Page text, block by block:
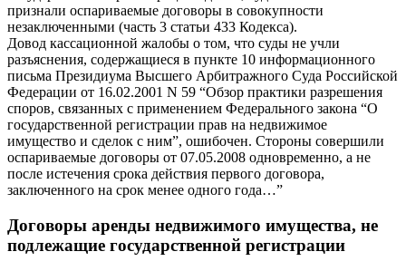
признали оспариваемые договоры в совокупности
незаключенными (часть 3 статьи 433 Кодекса).
Довод кассационной жалобы о том, что суды не учли
разъяснения, содержащиеся в пункте 10 информационного
письма Президиума Высшего Арбитражного Суда Российской
Федерации от 16.02.2001 N 59 “Обзор практики разрешения
споров, связанных с применением Федерального закона “О
государственной регистрации прав на недвижимое
имущество и сделок с ним”, ошибочен. Стороны совершили
оспариваемые договоры от 07.05.2008 одновременно, а не
после истечения срока действия первого договора,
заключенного на срок менее одного года…”
Договоры аренды недвижимого имущества, не
подлежащие государственной регистрации